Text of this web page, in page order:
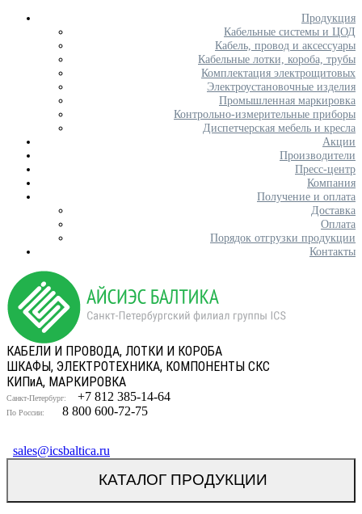
Продукция
Кабельные системы и ЦОД
Кабель, провод и аксессуары
Кабельные лотки, короба, трубы
Комплектация электрощитовых
Электроустановочные изделия
Промышленная маркировка
Контрольно-измерительные приборы
Диспетчерская мебель и кресла
Акции
Производители
Пресс-центр
Компания
Получение и оплата
Доставка
Оплата
Порядок отгрузки продукции
Контакты
КАБЕЛИ И ПРОВОДА, ЛОТКИ И КОРОБА
ШКАФЫ, ЭЛЕКТРОТЕХНИКА, КОМПОНЕНТЫ СКС
КИПиА, МАРКИРОВКА
Санкт-Петербург: +7 812 385-14-64
По России: 8 800 600-72-75
sales@icsbaltica.ru
КАТАЛОГ ПРОДУКЦИИ